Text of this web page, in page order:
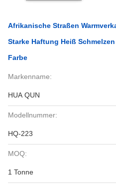
Afrikanische Straßen
Starke Haftung Heiß
Farbe
Markenname:
HUA QUN
Modellnummer:
HQ-223
MOQ:
1 Tonne